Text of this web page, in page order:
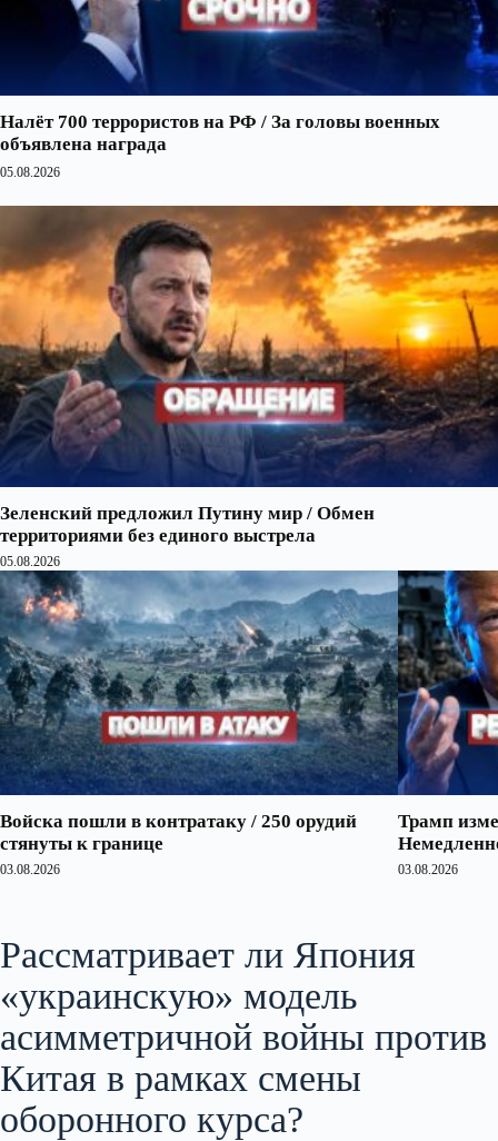
Налёт 700 террористов на РФ / За головы военных
объявлена награда
05.08.2026
Зеленский предложил Путину мир / Обмен
территориями без единого выстрела
05.08.2026
Войска пошли в контратаку / 250 орудий
стянуты к границе
03.08.2026
Трамп
03.08.2026
Рассматривает ли Япония
«украинскую» модель
асимметричной войны против
Китая в рамках смены
оборонного курса?